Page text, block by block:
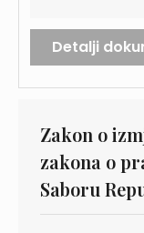
Detalji
Zakon o
zakona o
Saboru